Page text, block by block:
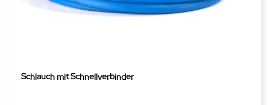
Schlauch mit Schnellverbinder